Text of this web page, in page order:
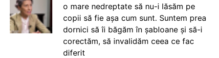
o mare nedreptate să nu-i lăsăm pe
copii să fie așa cum sunt. Suntem prea
dornici să îi băgăm în șabloane și să-i
corectăm, să invalidăm ceea ce fac
diferit